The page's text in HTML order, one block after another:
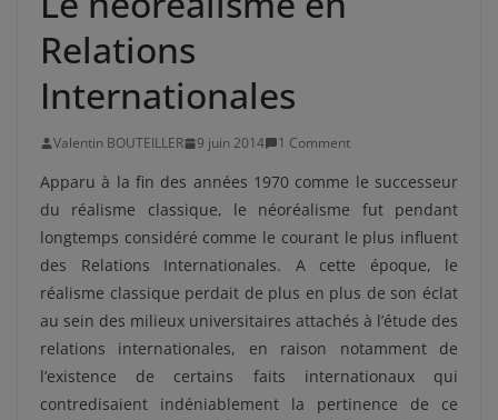
Relations
Internationales
Valentin BOUTEILLER 9 juin 2014 1 Comment
Apparu à la fin des années 1970 comme le successeur
du réalisme classique, le néoréalisme fut pendant
longtemps considéré comme le courant le plus influent
des Relations Internationales. A cette époque, le
réalisme classique perdait de plus en plus de son éclat
au sein des milieux universitaires attachés à l’étude des
relations internationales, en raison notamment de
l’existence de certains faits internationaux qui
contredisaient indéniablement la pertinence de ce